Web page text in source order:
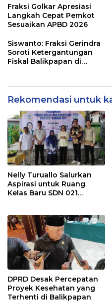
Pengawasan Belanja
Modal
Fraksi Golkar Apresiasi
Langkah Cepat Pemkot
Sesuaikan APBD 2026
Siswanto: Fraksi Gerindra
Soroti Ketergantungan
Fiskal Balikpapan di
Rekomendasi untuk
Nelly Turuallo Salurkan
Aspirasi untuk Ruang
Kelas Baru SDN 021
DPRD Desak Percepatan
Proyek Kesehatan yang
Terhenti di Balikpapan